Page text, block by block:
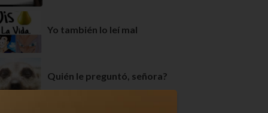
Yo también lo leí mal
Quién le preguntó, señora?